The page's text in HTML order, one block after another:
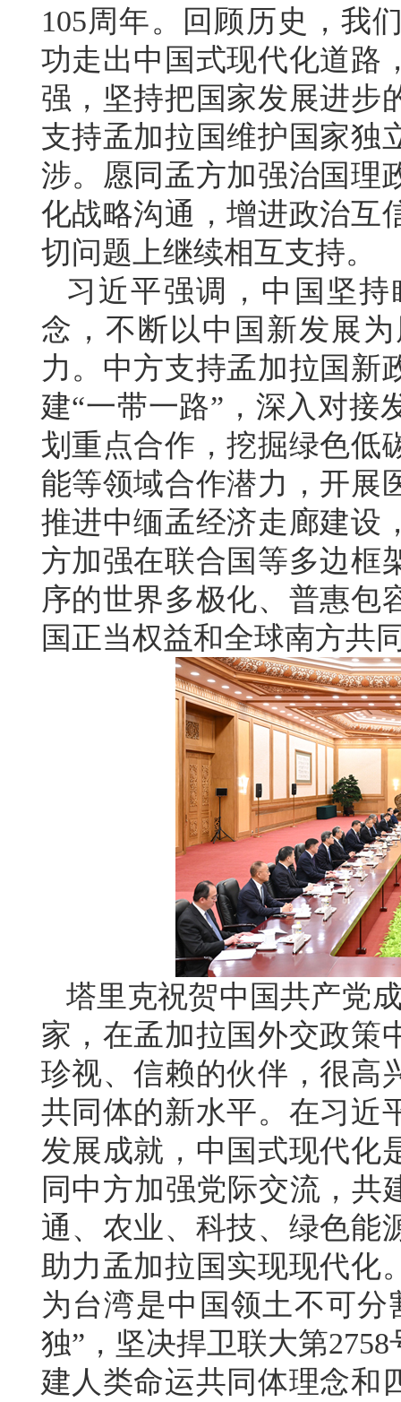
105周年。回顾历史，我
功走出中国式现代化道路
强，坚持把国家发展进步
支持孟加拉国维护国家独
涉。愿同孟方加强治国理
化战略沟通，增进政治互
切问题上继续相互支持。
习近平强调，中国坚
念，不断以中国新发展
力。中方支持孟加拉国新
建“一带一路”，深入对接
划重点合作，挖掘绿色低
能等领域合作潜力，开展
推进中缅孟经济走廊建设
方加强在联合国等多边框
序的世界多极化、普惠包
国正当权益和全球南方共
塔里克祝贺中国共产党
家，在孟加拉国外交政策
珍视、信赖的伙伴，很高
共同体的新水平。在习近
发展成就，中国式现代化
同中方加强党际交流，共
通、农业、科技、绿色能
助力孟加拉国实现现代化
为台湾是中国领土不可
独”，坚决捍卫联大第
建人类命运共同体理念和